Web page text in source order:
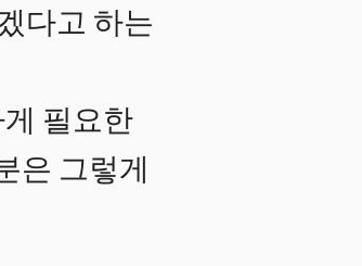
다고 하는
필요한
은 그렇게